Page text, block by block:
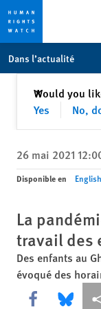
toto
content
Dans l’actualité
Would you
Yes
No,
✕Fermer
26 mai 2021
Disponible en English
La
travail des
Des enfants au
évoqué des
Share this via
Share